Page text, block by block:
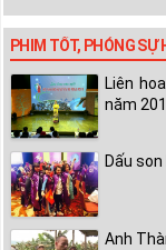
PHIM TỐT, PHÓNG SỰ
Liên
năm
Dấu
Anh